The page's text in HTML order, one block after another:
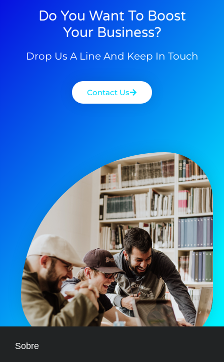
Do You Want To Boost
Your Business?
Drop Us A Line And Keep In Touch
Contact Us
Sobre